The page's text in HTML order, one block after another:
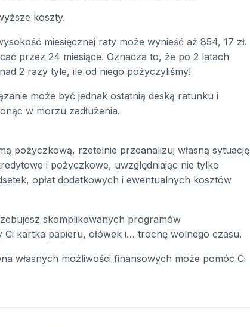
koszty.
miesięcznej raty może wynieść aż 854, 17 zł.
przez 24 miesiące. Oznacza to, że po 2 latach
2 razy tyle, ile od niego pożyczyliśmy!
może być jednak ostatnią deską ratunku i
w morzu zadłużenia.
pożyczkową, rzetelnie przeanalizuj własną sytuację
i pożyczkowe, uwzględniając nie tylko
opłat dodatkowych i ewentualnych kosztów
skomplikowanych programów
kartka papieru, ołówek i… trochę wolnego czasu.
własnych możliwości finansowych może pomóc Ci